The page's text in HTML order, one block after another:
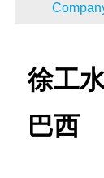
徐工
巴西